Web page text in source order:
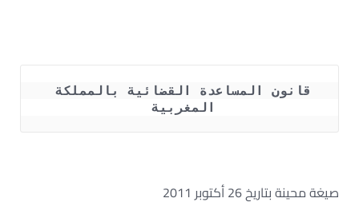
المغربية
صيغة محينة بتاريخ 26 أكتوبر 2011